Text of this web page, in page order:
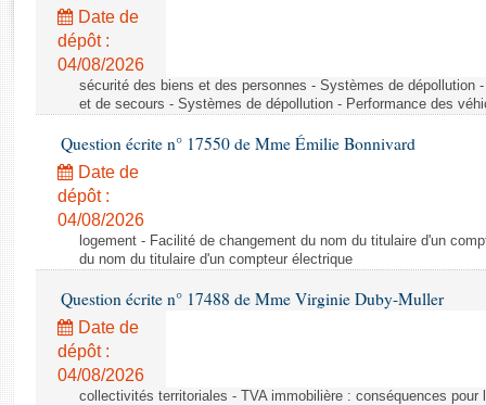
Rapports législatifs
Rapports sur l'application des lois
Baromètre de l’application des lois
Dossiers législatifs
Budget et sécurité sociale
Questions écrites et orales
Comptes rendus des débats
Date de
dépôt :
04/08/2026
sécurité des biens et des personnes - Systèmes de dépollution
et de secours - Systèmes de dépollution - Performance des
Question écrite n° 17550 de Mme Émilie Bonnivard
Date de
dépôt :
04/08/2026
logement - Facilité de changement du nom du titulaire d'un
du nom du titulaire d'un compteur électrique
Question écrite n° 17488 de Mme Virginie Duby-Muller
Date de
dépôt :
04/08/2026
collectivités territoriales - TVA immobilière : conséquences